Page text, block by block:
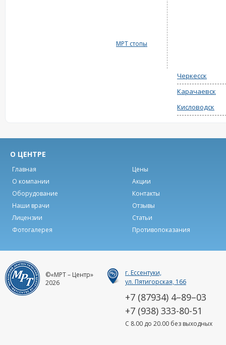
МРТ стопы
Черкесск
Карачаевск
Кисловодск
О ЦЕНТРЕ
Главная
Цены
О компании
Акции
Оборудование
Контакты
Наши врачи
Отзывы
Лицензии
Статьи
Фотогалерея
Противопоказания
©«МРТ – Центр»
2026
г. Ессентуки,
ул. Пятигорская, 166
+7 (87934) 4–89–03
+7 (938) 333-80-51
C 8.00 до 20.00 без выходных